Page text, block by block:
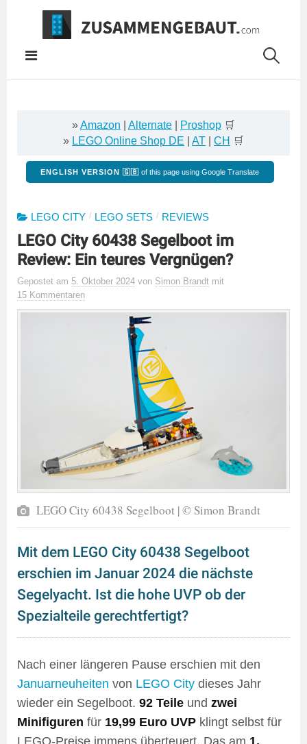
Springe
Inhalt
»Amazon Alternate Proshop 🛒
» LEGO Online Shop DE AT CH 🛒
ENGLISH VERSION 🇬🇧 of this page using Google Translate
LEGO CITY / LEGO SETS / REVIEWS
LEGO City 60438 Segelboot im
Review: Ein teures Vergnügen?
Gepostet am 5. Oktober 2024 von Simon Brandt mit
15 Kommentaren
LEGO City 60438 Segelboot | © Simon Brandt
Mit dem LEGO City 60438 Segelboot
erschien im Januar 2024 die nächste
Segelyacht. Ist die hohe UVP ob der
Spezialteile gerechtfertigt?
Nach einer längeren Pause erschien mit den
Januarneuheiten von LEGO City dieses Jahr
wieder ein Segelboot. 92 Teile und zwei
Minifiguren für 19,99 Euro UVP klingt selbst für